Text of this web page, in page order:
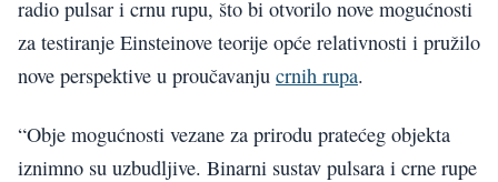
radio pulsar i crnu rupu, što bi otvorilo nove mogućnosti
za testiranje Einsteinove teorije opće relativnosti i pružilo
nove perspektive u proučavanju crnih rupa.
“Obje mogućnosti vezane za prirodu pratećeg objekta
iznimno su uzbudljive. Binarni sustav pulsara i crne rupe